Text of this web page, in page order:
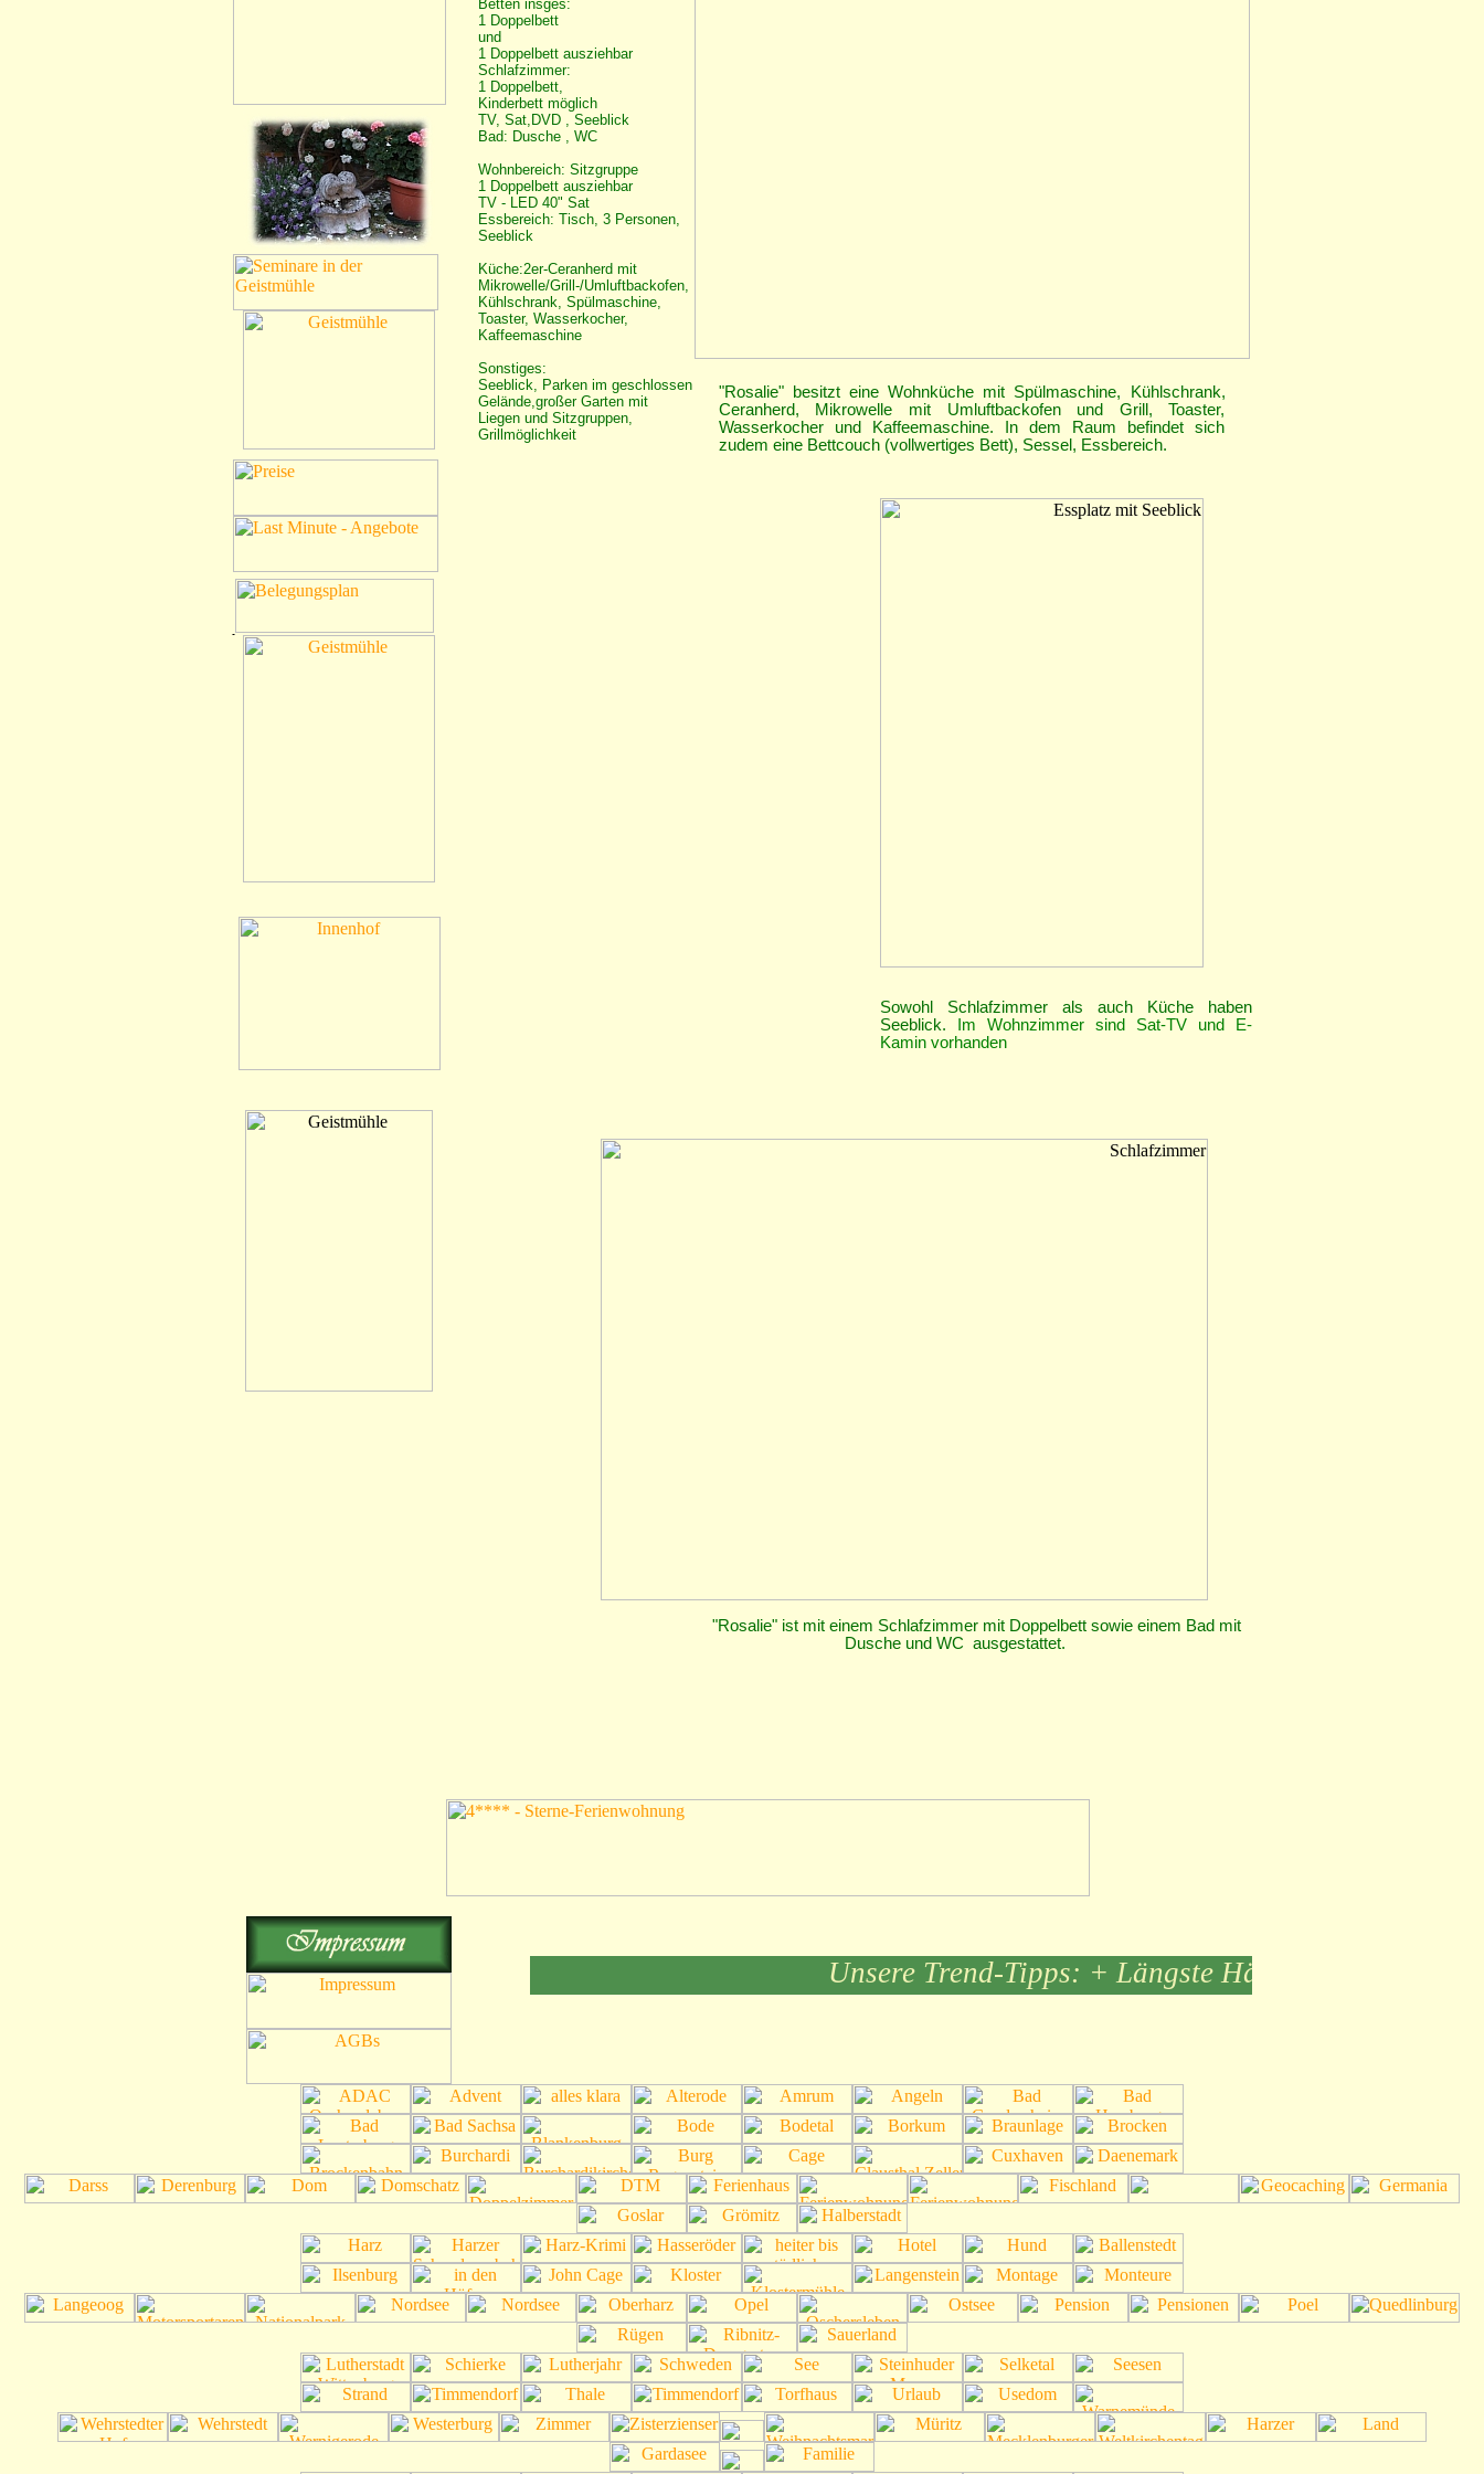
"Rosalie" besitzt eine Wohnküche mit Spülmaschine, Kühlschrank,
Ceranherd, Mikrowelle mit Umluftbackofen und Grill, Toaster,
Wasserkocher und Kaffeemaschine. In dem Raum befindet sich
zudem eine Bettcouch (vollwertiges Bett), Sessel, Essbereich.
Betten insges:
1 Doppelbett
und
1 Doppelbett ausziehbar
Schlafzimmer:
1 Doppelbett,
Kinderbett möglich
TV, Sat,DVD , Seeblick
Bad: Dusche , WC
Wohnbereich: Sitzgruppe
1 Doppelbett ausziehbar
TV - LED 40" Sat
Essbereich: Tisch, 3 Personen,
Seeblick
Küche:2er-Ceranherd mit
Mikrowelle/Grill-/Umluftbackofen,
Kühlschrank, Spülmaschine,
Toaster, Wasserkocher,
Kaffeemaschine
Sonstiges:
Seeblick, Parken im geschlossen
Gelände,großer Garten mit
Liegen und Sitzgruppen,
Grillmöglichkeit
Sowohl Schlafzimmer als auch Küche
haben
Seeblick. Im Wohnzimmer sind Sat-TV und E-
Kamin vorhanden
"Rosalie" ist mit einem Schlafzimmer mit Doppelbett sowie einem Bad mit
Dusche und WC ausgestattet.
Unsere Trend-Tipps: + Längste Hängebrücke Titan